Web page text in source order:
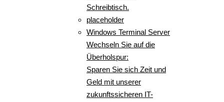
Schreibtisch.
placeholder
Windows Terminal Server
Wechseln Sie auf die
Überholspur:
Sparen Sie sich Zeit und
Geld mit unserer
zukunftssicheren IT-